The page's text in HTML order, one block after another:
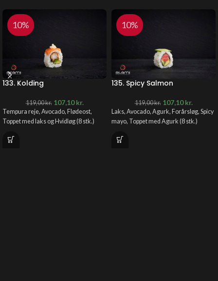
10%
133. Kolding
119,00kr. 107,10kr.
Tempura reje, Avocado, Flødeost,
Toppet med laks og Hvidløg (8 stk.)
10%
135. Spicy Salmon
119,00kr. 107,10kr.
Laks, Avocado, Agurk, Forårsløg, Spicy
mayo, Toppet med Agurk (8 stk.)